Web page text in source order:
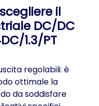
il
DC/DC
1.3/PT
regolabili: è
ottimale la
da soddisfare